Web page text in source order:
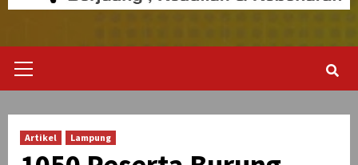
Menu
Artikel Lampung